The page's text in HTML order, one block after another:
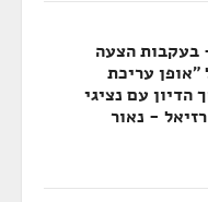
בעקבות הצעה
"אופן עריכת
הדיון עם נציגי
- נאור